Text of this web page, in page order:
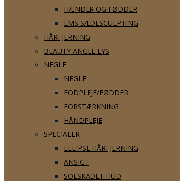
HÆNDER OG FØDDER
EMS SÆDESCULPTING
HÅRFJERNING
BEAUTY ANGEL LYS
NEGLE
NEGLE
FODPLEJE/FØDDER
FORSTÆRKNING
HÅNDPLEJE
SPECIALER
ELLIPSE HÅRFJERNING
ANSIGT
SOLSKADET HUD